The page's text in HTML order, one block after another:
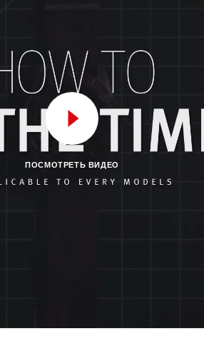
ПОСМОТРЕТЬ ВИДЕО